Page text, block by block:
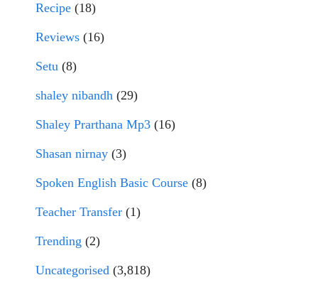
Recipe (18)
Reviews (16)
Setu (8)
shaley nibandh (29)
Shaley Prarthana Mp3 (16)
Shasan nirnay (3)
Spoken English Basic Course (8)
Teacher Transfer (1)
Trending (2)
Uncategorised (3,818)